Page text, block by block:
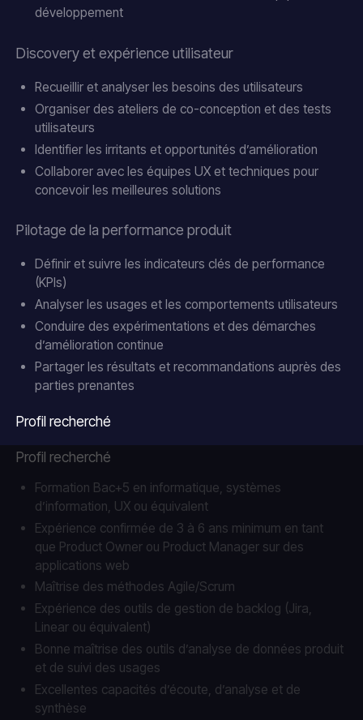
développement
Discovery et expérience utilisateur
Recueillir et analyser les besoins des utilisateurs
Organiser des ateliers de co-conception et des tests
utilisateurs
Identifier les irritants et opportunités d’amélioration
Collaborer avec les équipes UX et techniques pour
concevoir les meilleures solutions
Pilotage de la performance produit
Définir et suivre les indicateurs clés de performance
(KPIs)
Analyser les usages et les comportements utilisateurs
Conduire des expérimentations et des démarches
d’amélioration continue
Partager les résultats et recommandations auprès des
parties prenantes
Profil recherché
Profil recherché
Formation Bac+5 en informatique, systèmes
d’information, UX ou équivalent
Expérience confirmée de 3 à 6 ans minimum en tant
que Product Owner ou Product Manager sur des
applications web
Maîtrise des méthodes Agile/Scrum
Expérience des outils de gestion de backlog (Jira,
Linear ou équivalent)
Bonne maîtrise des outils d’analyse de données produit
et de suivi des usages
Excellentes capacités d’écoute, d’analyse et de
synthèse